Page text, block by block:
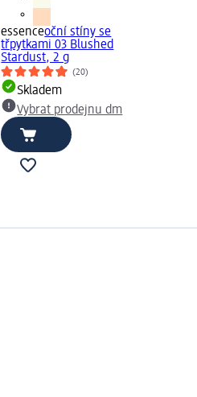
essenceoční stíny se
třpytkami 03 Blushed
Stardust, 2 g
(20)
Skladem
Vybrat prodejnu dm